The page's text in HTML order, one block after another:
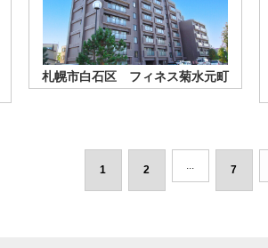
札幌市白石区 フィネス菊水元町
1 2 7